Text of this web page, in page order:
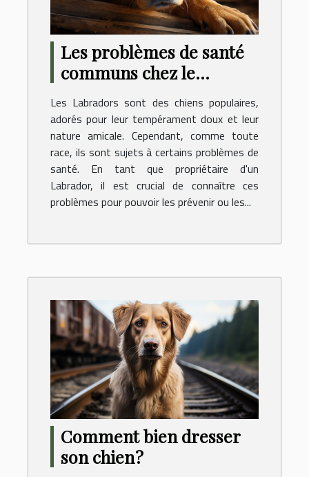
Les problèmes de santé
communs chez le
soins
Les Labradors sont des chiens populaires,
adorés pour leur tempérament doux et leur
nature amicale. Cependant, comme toute
race, ils sont sujets à certains problèmes de
santé. En tant que propriétaire d'un
Labrador, il est crucial de connaître ces
problèmes pour pouvoir les prévenir ou les...
Comment bien dresser
son chien ?